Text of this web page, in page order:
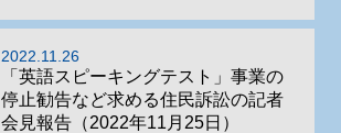
2022.11.26
「英語スピーキングテスト」事業の
停止勧告など求める住民訴訟の記者
会見報告（2022年11月25日）